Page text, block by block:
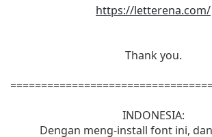
https://letterena.com/
Thank you.
INDONESIA:
Dengan meng-install font ini,